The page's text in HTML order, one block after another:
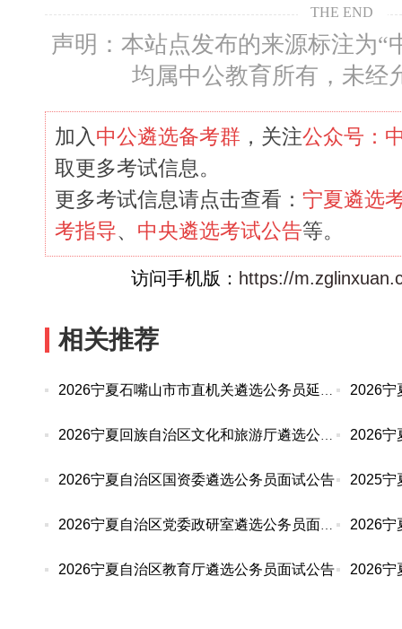
THE END
声明：本站点发布的来源标注为“
均属中公教育所有，未经
加入 中公遴选备考群 ，关注公众号：
取更多考试信息。
更多考试信息请点击查看： 宁夏遴选
考指导、 中央遴选考试公告等。
访问手机版： https://
相关推荐
2026宁夏石嘴山市市直机关遴选公务员延长报名时间
2026宁夏回族自治区文化和旅游厅遴选公务员面试公告 2026宁
2026宁夏自治区国资委遴选公务员面试公告
2026宁夏自治区党委政研室遴选公务员面试公告 2026宁
2026宁夏自治区教育厅遴选公务员面试公告